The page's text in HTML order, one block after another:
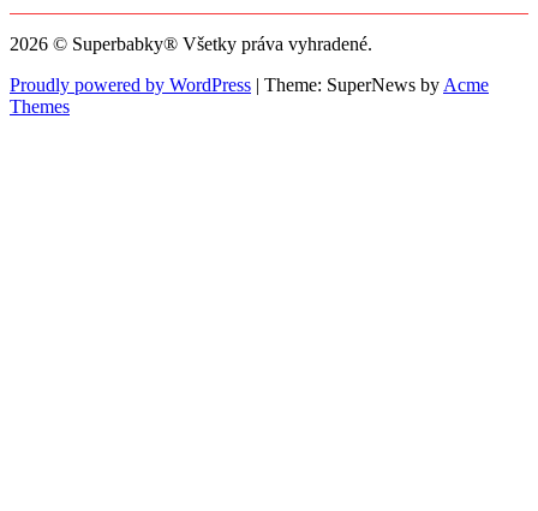
2026 © Superbabky® Všetky práva vyhradené.
Proudly powered by WordPress | Theme: SuperNews by Acme
Themes